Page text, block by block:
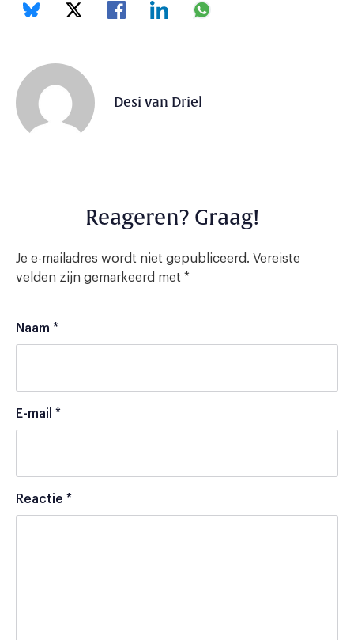
Desi van Driel
Reageren? Graag!
Je e-mailadres wordt niet gepubliceerd. Vereiste
velden zijn gemarkeerd met *
Naam *
E-mail *
Reactie *